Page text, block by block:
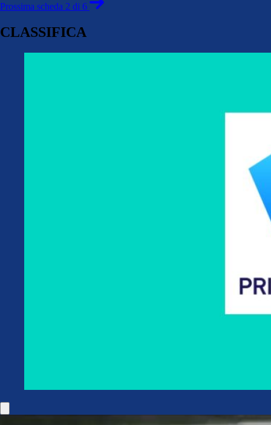
Prossima scheda 2 di 6
CLASSIFICA